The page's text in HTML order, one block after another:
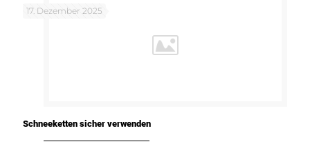
17. Dezember 2025
Schneeketten sicher verwenden